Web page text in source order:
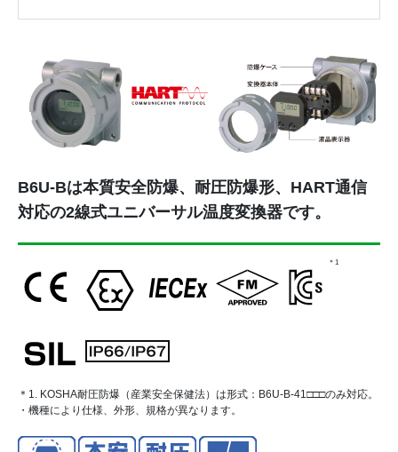
B6U-Bは本質安全防爆、耐圧防爆形、HART通信
対応の2線式ユニバーサル温度変換器です。
＊1
＊1. KOSHA耐圧防爆（産業安全保健法）は形式：B6U-B-41□□□のみ対応。
・機種により仕様、外形、規格が異なります。